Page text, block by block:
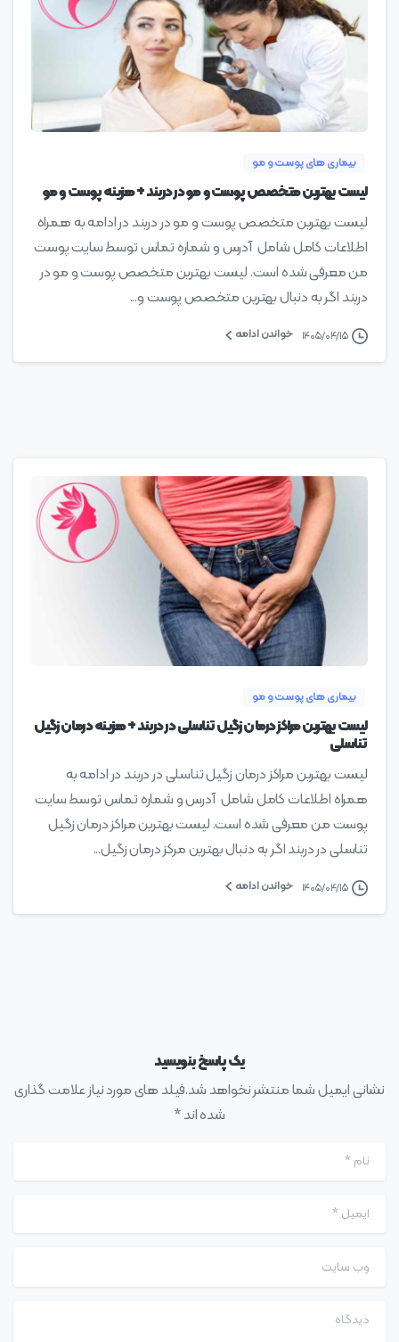
بیماری های پوست و مو
لیست بهترین متخصص پوست و مو در دربند + هزینه پوست و مو
لیست بهترین متخصص پوست و مو در دربند در ادامه به همراه
اطلاعات کامل شامل آدرس و شماره تماس توسط سایت پوست
من معرفی شده است. لیست بهترین متخصص پوست و مو در
دربند اگر به دنبال بهترین متخصص پوست و...
۱۴۰۵/۰۴/۱۵ خواندن ادامه
بیماری های پوست و مو
لیست بهترین مراکز درمان زگیل تناسلی در دربند + هزینه درمان زگیل
تناسلی
لیست بهترین مراکز درمان زگیل تناسلی در دربند در ادامه به
همراه اطلاعات کامل شامل آدرس و شماره تماس توسط سایت
پوست من معرفی شده است. لیست بهترین مراکز درمان زگیل
تناسلی در دربند اگر به دنبال بهترین مرکز درمان زگیل...
۱۴۰۵/۰۴/۱۵ خواندن ادامه
یک پاسخ بنویسید
نشانی ایمیل شما منتشر نخواهد شد.فیلد های مورد نیاز علامت گذاری
شده اند *
نام*
ایمیل *
وب سایت
دیدگاه